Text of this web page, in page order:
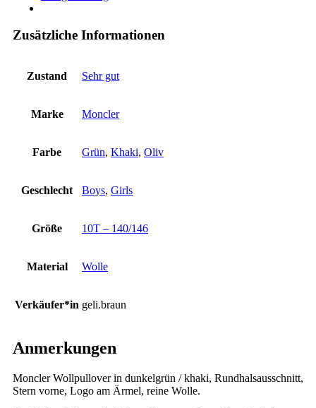
Zusätzliche Informationen
Zustand Sehr gut
Marke Moncler
Farbe Grün, Khaki, Oliv
Geschlecht Boys, Girls
Größe 10T – 140/146
Material Wolle
Verkäufer*in geli.braun
Anmerkungen
Moncler Wollpullover in dunkelgrün / khaki, Rundhalsausschnitt,
Stern vorne, Logo am Ärmel, reine Wolle.